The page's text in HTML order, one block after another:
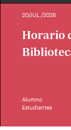
20/JUL./2026
Horario
Alumno
Estudiantes